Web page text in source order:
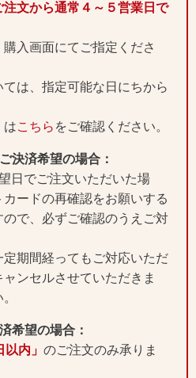
注文から通常４～５営業日で
入画面にてご指定くださ
は、指定可能な日にちから
はこちら をご確認ください。
決済希望の場合：
日でご注文いただいた場
ードの再確認をお願いする
ので、必ずご確認のうえご対
定期間経ってもご対応いただ
ンセルさせていただきま
希望の場合：
以内」のご注文のみ承りま